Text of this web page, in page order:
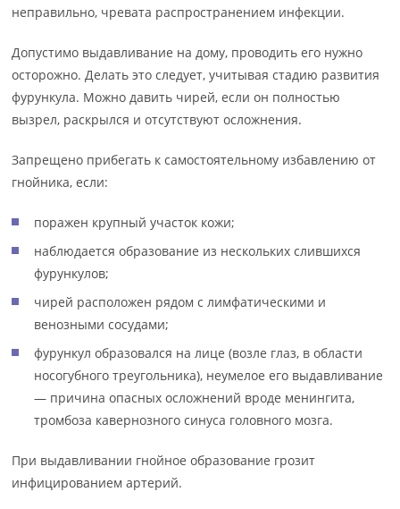
неправильно, чревата распространением инфекции.
Допустимо выдавливание на дому, проводить его нужно
осторожно. Делать это следует, учитывая стадию развития
фурункула. Можно давить чирей, если он полностью
вызрел, раскрылся и отсутствуют осложнения.
Запрещено прибегать к самостоятельному избавлению от
гнойника, если:
поражен крупный участок кожи;
наблюдается образование из нескольких слившихся
фурункулов;
чирей расположен рядом с лимфатическими и
венозными сосудами;
фурункул образовался на лице (возле глаз, в области
носогубного треугольника), неумелое его выдавливание
— причина опасных осложнений вроде менингита,
тромбоза кавернозного синуса головного мозга.
При выдавливании гнойное образование грозит
инфицированием артерий.